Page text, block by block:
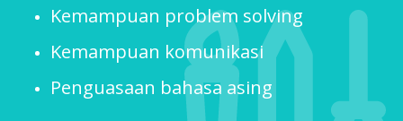
Kemampuan problem solving
Kemampuan komunikasi
Penguasaan bahasa asing